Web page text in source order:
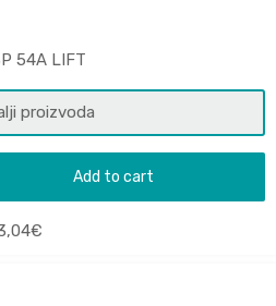
54A LIFT
proizvoda
Add to cart
€